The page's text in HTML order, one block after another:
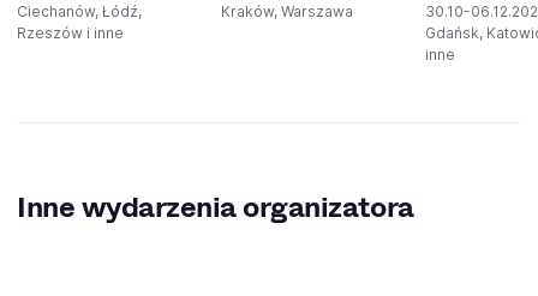
Ciechanów, Łódź,
Rzeszów i inne
Kraków, Warszawa
30.10-
Gdańsk,
inne
Inne wydarzenia organizatora